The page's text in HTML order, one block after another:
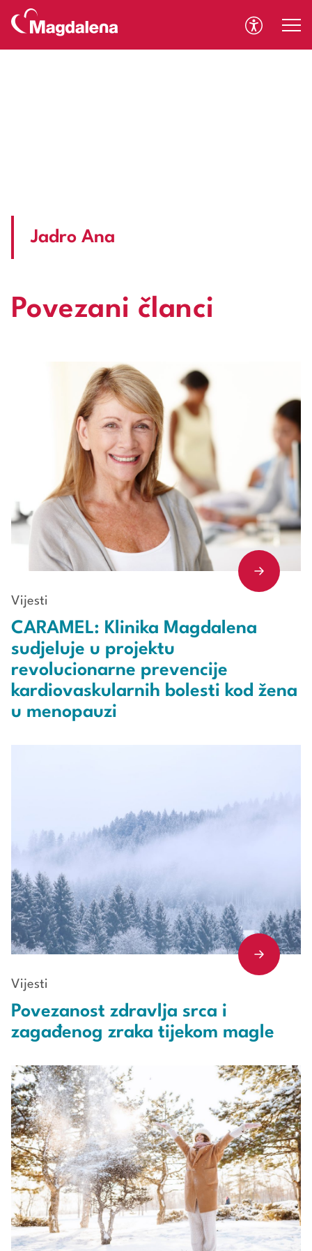
Jadro Ana
Povezani članci
Vijesti
CARAMEL: Klinika Magdalena
sudjeluje u projektu
revolucionarne prevencije
kardiovaskularnih bolesti kod žena
u menopauzi
Vijesti
Povezanost zdravlja srca i
zagađenog zraka tijekom magle